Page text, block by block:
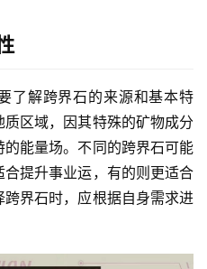
了解跨界石的来源和基本特
区域，因其特殊的矿物成分
能量场。不同的跨界石可能
提升事业运，有的则更适合
界石时，应根据自身需求进